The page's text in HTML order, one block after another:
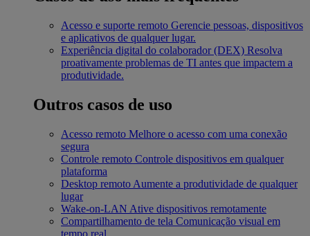
Acesso e suporte remoto Gerencie pessoas, dispositivos
e aplicativos de qualquer lugar.
Experiência digital do colaborador (DEX) Resolva
proativamente problemas de TI antes que impactem a
produtividade.
Outros casos de uso
Acesso remoto Melhore o acesso com uma conexão
segura
Controle remoto Controle dispositivos em qualquer
plataforma
Desktop remoto Aumente a produtividade de qualquer
lugar
Wake-on-LAN Ative dispositivos remotamente
Compartilhamento de tela Comunicação visual em
tempo real